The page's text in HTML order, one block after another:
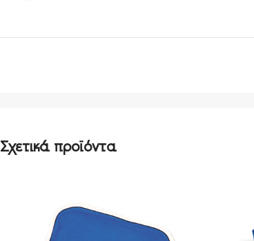
Σχετικά προϊόντα